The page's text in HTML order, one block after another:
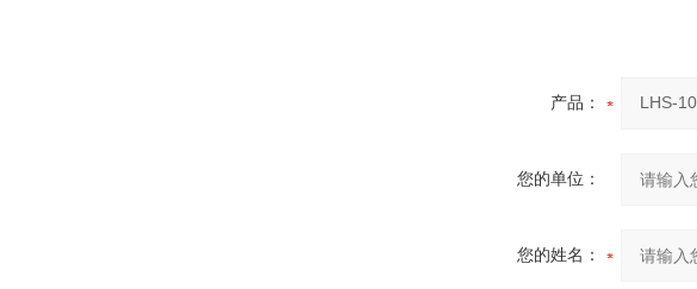
产品：
您的单位：
您的姓名：